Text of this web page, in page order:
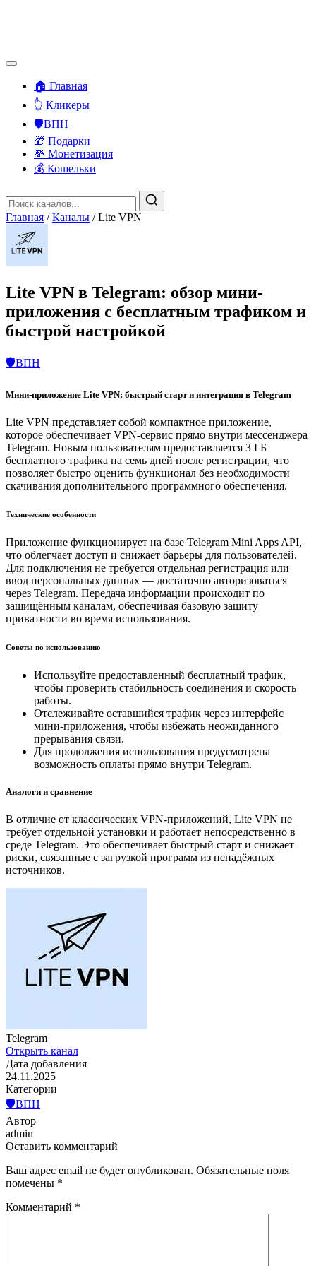
🏠 Главная
👆 Кликеры
🛡️ВПН
🎁 Подарки
💸 Монетизация
💰 Кошельки
Главная / Каналы / Lite VPN
Lite VPN в Telegram: обзор мини-
приложения с бесплатным трафиком и
быстрой настройкой
🛡️ВПН
Мини-приложение Lite VPN: быстрый старт и интеграция в Telegram
Lite VPN представляет собой компактное приложение,
которое обеспечивает VPN-сервис прямо внутри мессенджера
Telegram. Новым пользователям предоставляется 3 ГБ
бесплатного трафика на семь дней после регистрации, что
позволяет быстро оценить функционал без необходимости
скачивания дополнительного программного обеспечения.
Технические особенности
Приложение функционирует на базе Telegram Mini Apps API,
что облегчает доступ и снижает барьеры для пользователей.
Для подключения не требуется отдельная регистрация или
ввод персональных данных — достаточно авторизоваться
через Telegram. Передача информации происходит по
защищённым каналам, обеспечивая базовую защиту
приватности во время использования.
Советы по использованию
Используйте предоставленный бесплатный трафик,
чтобы проверить стабильность соединения и скорость
работы.
Отслеживайте оставшийся трафик через интерфейс
мини-приложения, чтобы избежать неожиданного
прерывания связи.
Для продолжения использования предусмотрена
возможность оплаты прямо внутри Telegram.
Аналоги и сравнение
В отличие от классических VPN-приложений, Lite VPN не
требует отдельной установки и работает непосредственно в
среде Telegram. Это обеспечивает быстрый старт и снижает
риски, связанные с загрузкой программ из ненадёжных
источников.
Telegram
Открыть канал
Дата добавления
24.11.2025
Категории
🛡️ВПН
Автор
admin
Оставить комментарий
Ваш адрес email не будет опубликован. Обязательные поля
помечены *
Комментарий *